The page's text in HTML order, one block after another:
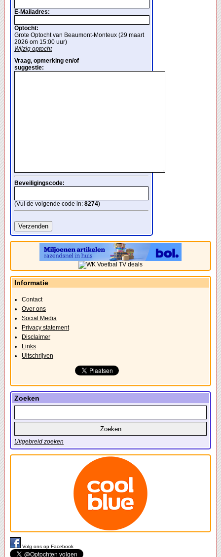
E-Mailadres:
Optocht:
Grote Optocht van Beaumont-Monteux (29 maart
2026 om 15:00 uur)
Wijzig optocht
Vraag, opmerking en/of
suggestie:
Beveiligingscode:
(Vul de volgende code in: 8274)
Informatie
Contact
Over ons
Social Media
Privacy statement
Disclaimer
Links
Uitschrijven
Zoeken
Uitgebreid zoeken
Volg ons op Facebook